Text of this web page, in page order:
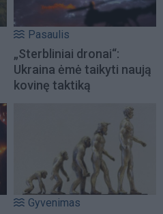
Pasaulis
„Sterbliniai dronai“:
Ukraina ėmė taikyti naują
kovinę taktiką
Gyvenimas